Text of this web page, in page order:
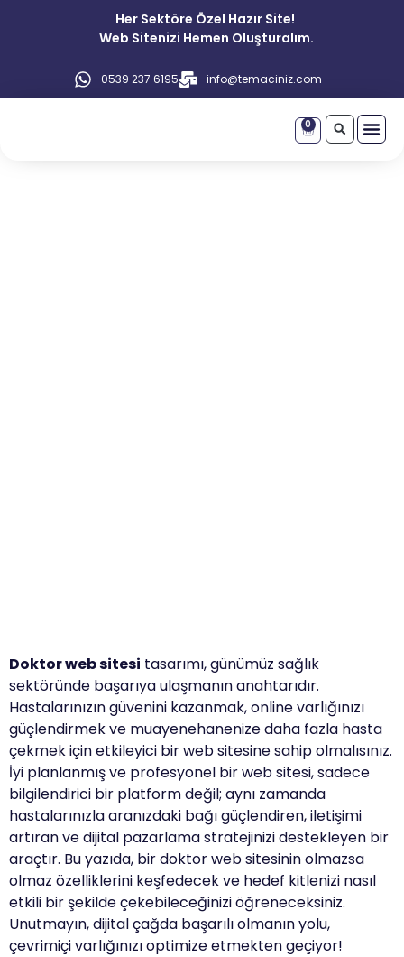
Her Sektöre Özel Hazır Site!
Web Sitenizi Hemen Oluşturalım.
0539 237 6195 info@temaciniz.com
0
Doktor web sitesi tasarımı, günümüz sağlık
sektöründe başarıya ulaşmanın anahtarıdır.
Hastalarınızın güvenini kazanmak, online varlığınızı
güçlendirmek ve muayenehanenize daha fazla hasta
çekmek için etkileyici bir web sitesine sahip olmalısınız.
İyi planlanmış ve profesyonel bir web sitesi, sadece
bilgilendirici bir platform değil; aynı zamanda
hastalarınızla aranızdaki bağı güçlendiren, iletişimi
artıran ve dijital pazarlama stratejinizi destekleyen bir
araçtır. Bu yazıda, bir doktor web sitesinin olmazsa
olmaz özelliklerini keşfedecek ve hedef kitlenizi nasıl
etkili bir şekilde çekebileceğinizi öğreneceksiniz.
Unutmayın, dijital çağda başarılı olmanın yolu,
çevrimiçi varlığınızı optimize etmekten geçiyor!